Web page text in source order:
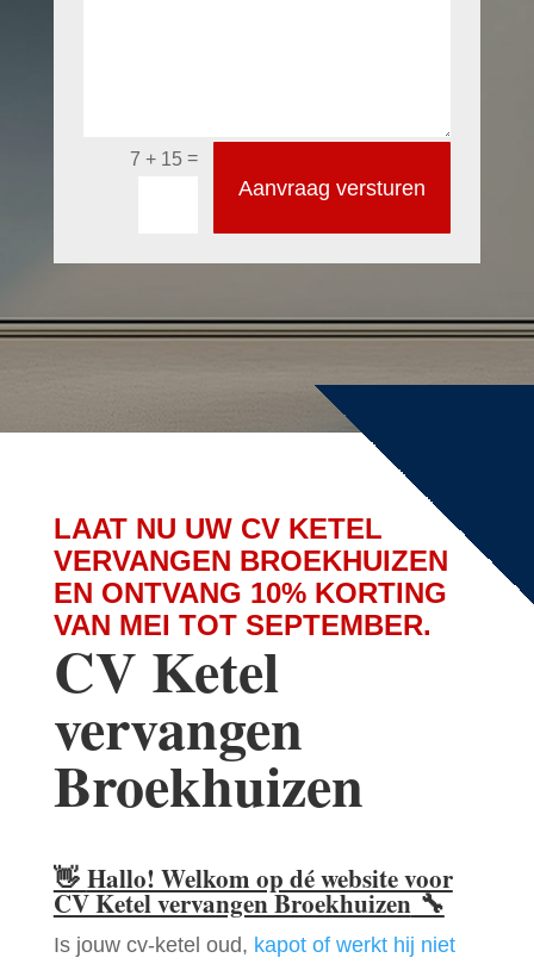
7 + 15=
Aanvraag versturen
LAAT NU UW CV KETEL
VERVANGEN BROEKHUIZEN
EN ONTVANG 10% KORTING
VAN MEI TOT SEPTEMBER.
CV Ketel
vervangen
Broekhuizen
👋 Hallo! Welkom op dé website voor
CV Ketel vervangen Broekhuizen🔧
Is jouw cv-ketel oud, kapot of werkt hij niet